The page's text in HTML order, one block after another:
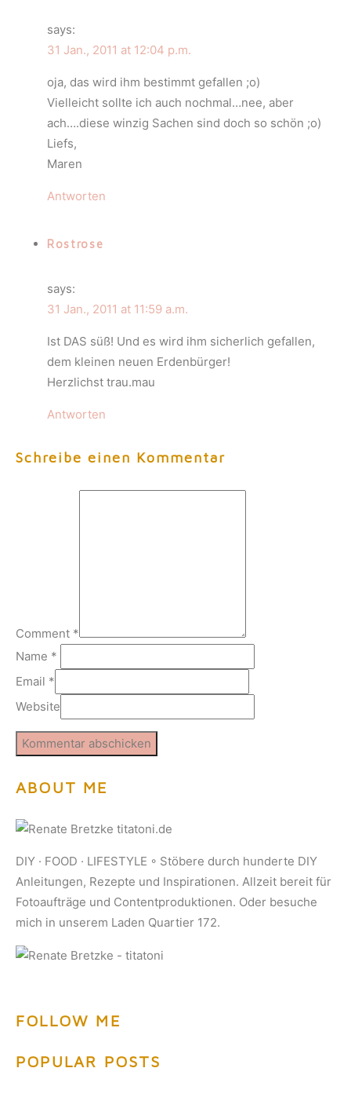
says:
31 Jan., 2011 at 12:04 p.m.
oja, das wird ihm bestimmt gefallen ;o)
Vielleicht sollte ich auch nochmal…nee, aber
ach….diese winzig Sachen sind doch so schön ;o)
Liefs,
Maren
Antworten
Rostrose
says:
31 Jan., 2011 at 11:59 a.m.
Ist DAS süß! Und es wird ihm sicherlich gefallen,
dem kleinen neuen Erdenbürger!
Herzlichst trau.mau
Antworten
Schreibe einen Kommentar
Comment *
Name *
Email *
Website
ABOUT ME
DIY · FOOD · LIFESTYLE ◦ Stöbere durch hunderte DIY
Anleitungen, Rezepte und Inspirationen. Allzeit bereit für
Fotoaufträge und Contentproduktionen. Oder besuche
mich in unserem Laden Quartier 172.
FOLLOW ME
POPULAR POSTS